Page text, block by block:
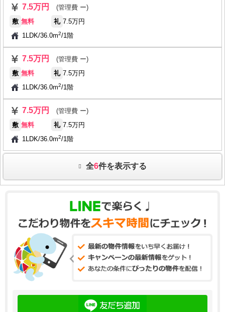
7.5万円
(管理費 ー)
敷 無料 礼 7.5万円
1LDK/36.0m2/1階
7.5万円
(管理費 ー)
敷 無料 礼 7.5万円
1LDK/36.0m2/1階
7.5万円
(管理費 ー)
敷 無料 礼 7.5万円
1LDK/36.0m2/1階
全6件を表示する